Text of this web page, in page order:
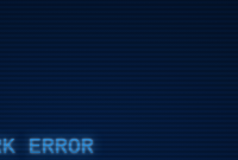
ERROR